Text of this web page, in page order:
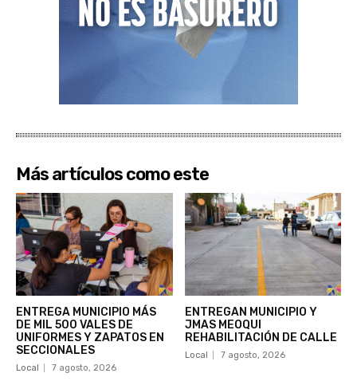
Más artículos como este
ENTREGA MUNICIPIO MÁS
DE MIL 500 VALES DE
UNIFORMES Y ZAPATOS EN
SECCIONALES
Local 7 agosto, 2026
ENTREGAN MUNICIPIO Y
JMAS MEOQUI
REHABILITACIÓN DE CALLE
Local 7 agosto, 2026